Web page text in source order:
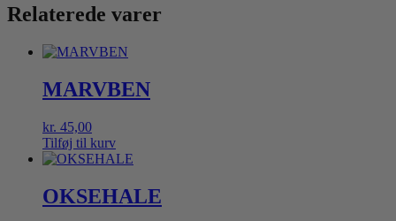
flere
varianter.
Mulighederne
kan
på
varesiden
Relaterede varer
MARVBEN
kr. 45,00
Tilføj til kurv
OKSEHALE